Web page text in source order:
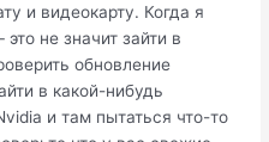
и видеокарту. Когда я
не значит зайти в
обновление
в какой-нибудь
и там пытаться что-то